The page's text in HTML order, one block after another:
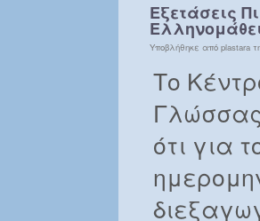
Εξετάσεις
Υποβλήθηκε από plastara
Το
ότι για